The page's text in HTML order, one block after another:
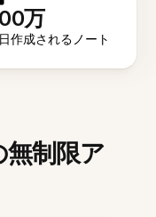
万
作成されるノート
制限ア